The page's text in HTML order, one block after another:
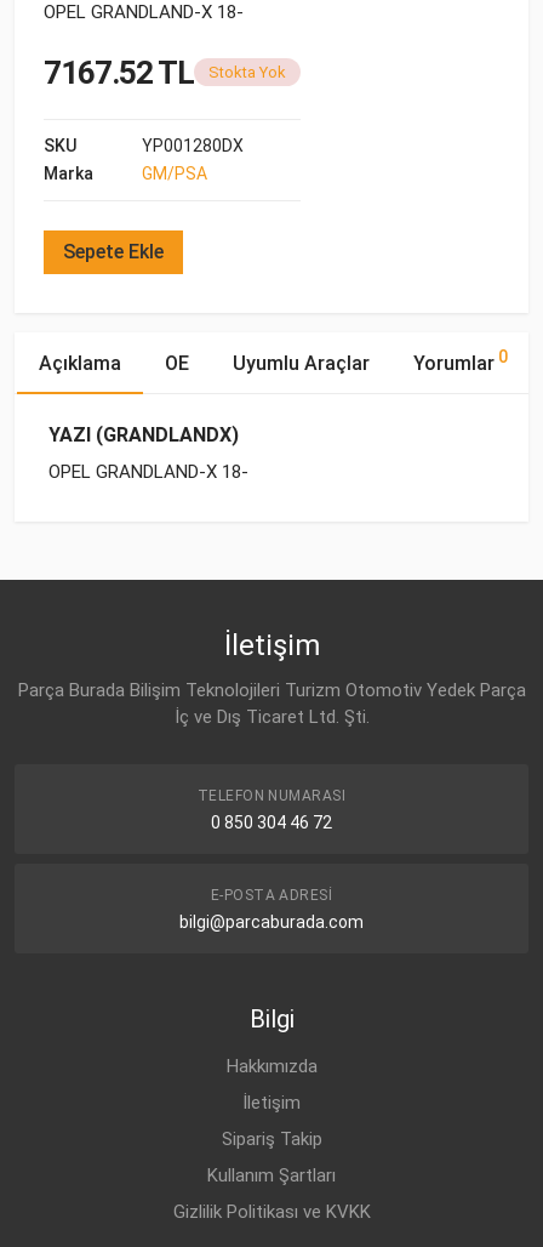
OPEL GRANDLAND-X 18-
7167.52 TL Stokta Yok
SKU
YP001280DX
Marka
GM/PSA
Sepete Ekle
Açıklama OE Uyumlu Araçlar Yorumlar 0
YAZI (GRANDLANDX)
OPEL GRANDLAND-X 18-
İletişim
Parça Burada Bilişim Teknolojileri Turizm Otomotiv Yedek Parça
İç ve Dış Ticaret Ltd. Şti.
TELEFON NUMARASI
0 850 304 46 72
E-POSTA ADRESI
bilgi@parcaburada.com
Bilgi
Hakkımızda
İletişim
Sipariş Takip
Kullanım Şartları
Gizlilik Politikası ve KVKK